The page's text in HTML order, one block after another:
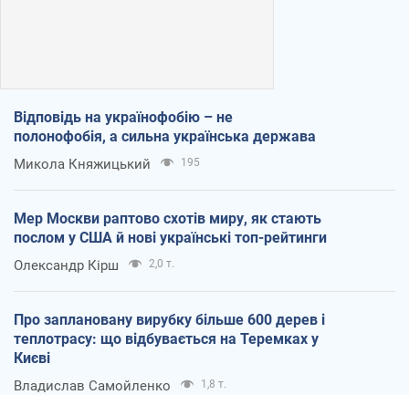
Відповідь на українофобію – не
полонофобія, а сильна українська держава
Микола Княжицький 195
Мер Москви раптово схотів миру, як стають
послом у США й нові українські топ-рейтинги
Олександр Кірш 2,0 т.
Про заплановану вирубку більше 600 дерев і
теплотрасу: що відбувається на Теремках у
Києві
Владислав Самойленко 1,8 т.